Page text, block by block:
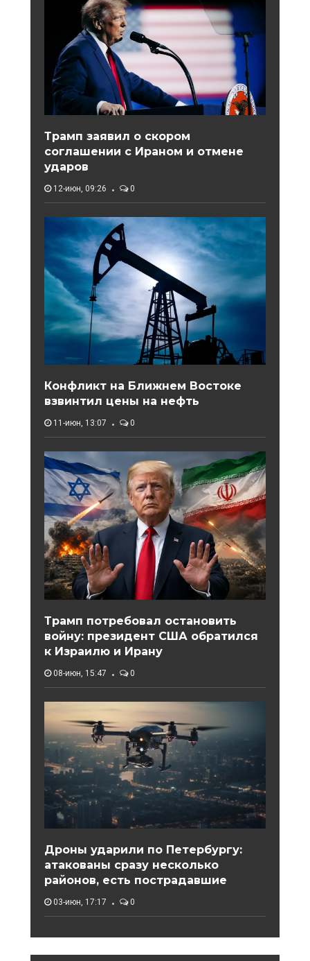
Трамп заявил о скором
соглашении с Ираном и отмене
ударов
12-июн, 09:26 0
Конфликт на Ближнем Востоке
взвинтил цены на нефть
11-июн, 13:07 0
Трамп потребовал остановить
войну: президент США обратился
к Израилю и Ирану
08-июн, 15:47 0
Дроны ударили по Петербургу:
атакованы сразу несколько
районов, есть пострадавшие
03-июн, 17:17 0